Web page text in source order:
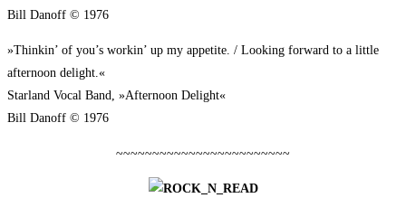
Bill Dan­off © 1976
»Thin­kin’ of you’s workin’ up my appe­ti­te. / Loo­king for­ward to a litt­le
after­noon delight.«
Star­land Vocal Band, »After­noon Delight«
Bill Dan­off © 1976
~~~~~~~~~~~~~~~~~~~~~~~~